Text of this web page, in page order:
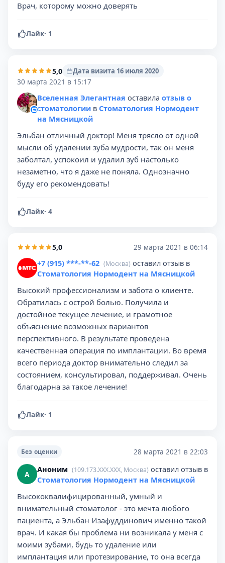
Врач, которому можно доверять
Лайк· 1
5,0
Дата визита 16 июля 2020
30 марта 2021 в 15:17
Вселенная Элегантная оставила отзыв о
стоматологии в Стоматология Нормодент
на Мясницкой
Эльбан отличный доктор! Меня трясло от одной
мысли об удалении зуба мудрости, так он меня
заболтал, успокоил и удалил зуб настолько
незаметно, что я даже не поняла. Однозначно
буду его рекомендовать!
Лайк· 4
5,0 29 марта 2021 в 06:14
+7 (915) ***-**-62 (Москва) оставил отзыв в
Стоматология Нормодент на Мясницкой
Высокий профессионализм и забота о клиенте.
Обратилась с острой болью. Получила и
достойное текущее лечение, и грамотное
объяснение возможных вариантов
перспективного. В результате проведена
качественная операция по имплантации. Во время
всего периода доктор внимательно следил за
состоянием, консультировал, поддерживал. Очень
благодарна за такое лечение!
Лайк· 1
Без оценки 28 марта 2021 в 22:03
А Аноним (109.173.XXX.XXX, Москва) оставил отзыв в
Стоматология Нормодент на Мясницкой
Высококвалифицированный, умный и
внимательный стоматолог - это мечта любого
пациента, а Эльбан Изафуддинович именно такой
врач. И какая бы проблема ни возникала у меня с
моими зубами, будь то удаление или
имплантация или протезирование, то она всегда